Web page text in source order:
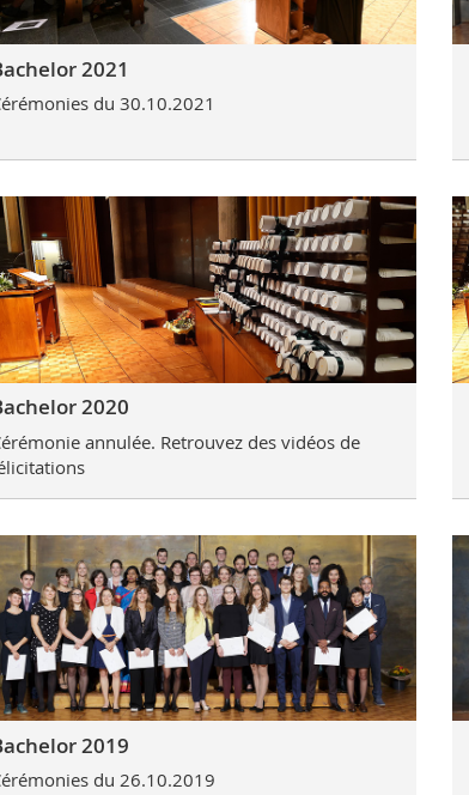
2021
du 30.10.2021
2020
annulée. Retrouvez des vidéos de
2019
du 26.10.2019